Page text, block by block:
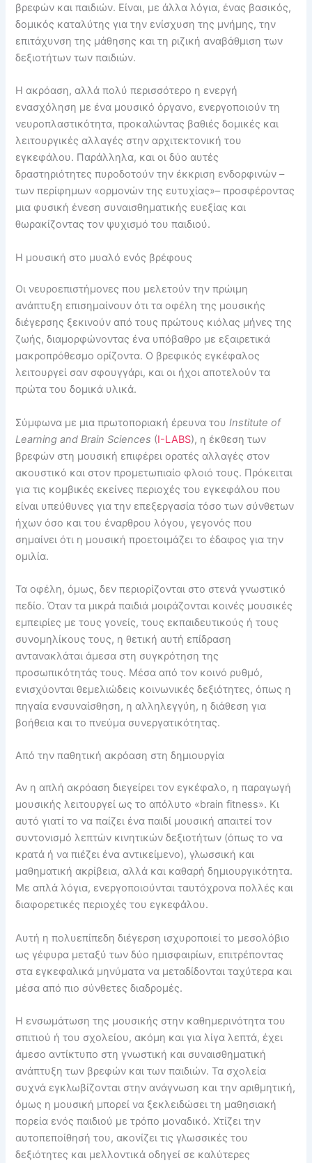
βρεφών και παιδιών. Είναι, με άλλα λόγια, ένας βασικός,
δομικός καταλύτης για την ενίσχυση της μνήμης, την
επιτάχυνση της μάθησης και τη ριζική αναβάθμιση των
δεξιοτήτων των παιδιών.
Η ακρόαση, αλλά πολύ περισσότερο η ενεργή
ενασχόληση με ένα μουσικό όργανο, ενεργοποιούν τη
νευροπλαστικότητα, προκαλώντας βαθιές δομικές και
λειτουργικές αλλαγές στην αρχιτεκτονική του
εγκεφάλου. Παράλληλα, και οι δύο αυτές
δραστηριότητες πυροδοτούν την έκκριση ενδορφινών –
των περίφημων «ορμονών της ευτυχίας»– προσφέροντας
μια φυσική ένεση συναισθηματικής ευεξίας και
θωρακίζοντας τον ψυχισμό του παιδιού.
Η μουσική στο μυαλό ενός βρέφους
Οι νευροεπιστήμονες που μελετούν την πρώιμη
ανάπτυξη επισημαίνουν ότι τα οφέλη της μουσικής
διέγερσης ξεκινούν από τους πρώτους κιόλας μήνες της
ζωής, διαμορφώνοντας ένα υπόβαθρο με εξαιρετικά
μακροπρόθεσμο ορίζοντα. Ο βρεφικός εγκέφαλος
λειτουργεί σαν σφουγγάρι, και οι ήχοι αποτελούν τα
πρώτα του δομικά υλικά.
Σύμφωνα με μια πρωτοποριακή έρευνα τουInstitute of
Learning and Brain Sciences (I-LABS), η έκθεση των
βρεφών στη μουσική επιφέρει ορατές αλλαγές στον
ακουστικό και στον προμετωπιαίο φλοιό τους. Πρόκειται
για τις κομβικές εκείνες περιοχές του εγκεφάλου που
είναι υπεύθυνες για την επεξεργασία τόσο των σύνθετων
ήχων όσο και του έναρθρου λόγου, γεγονός που
σημαίνει ότι η μουσική προετοιμάζει το έδαφος για την
ομιλία.
Τα οφέλη, όμως, δεν περιορίζονται στο στενά γνωστικό
πεδίο. Όταν τα μικρά παιδιά μοιράζονται κοινές μουσικές
εμπειρίες με τους γονείς, τους εκπαιδευτικούς ή τους
συνομηλίκους τους, η θετική αυτή επίδραση
αντανακλάται άμεσα στη συγκρότηση της
προσωπικότητάς τους. Μέσα από τον κοινό ρυθμό,
ενισχύονται θεμελιώδεις κοινωνικές δεξιότητες, όπως η
πηγαία ενσυναίσθηση, η αλληλεγγύη, η διάθεση για
βοήθεια και το πνεύμα συνεργατικότητας.
Από την παθητική ακρόαση στη δημιουργία
Αν η απλή ακρόαση διεγείρει τον εγκέφαλο, η παραγωγή
μουσικής λειτουργεί ως το απόλυτο «brain fitness». Κι
αυτό γιατί το να παίζει ένα παιδί μουσική απαιτεί τον
συντονισμό λεπτών κινητικών δεξιοτήτων (όπως το να
κρατά ή να πιέζει ένα αντικείμενο), γλωσσική και
μαθηματική ακρίβεια, αλλά και καθαρή δημιουργικότητα.
Με απλά λόγια, ενεργοποιούνται ταυτόχρονα πολλές και
διαφορετικές περιοχές του εγκεφάλου.
Αυτή η πολυεπίπεδη διέγερση ισχυροποιεί το μεσολόβιο
ως γέφυρα μεταξύ των δύο ημισφαιρίων, επιτρέποντας
στα εγκεφαλικά μηνύματα να μεταδίδονται ταχύτερα και
μέσα από πιο σύνθετες διαδρομές.
Η ενσωμάτωση της μουσικής στην καθημερινότητα του
σπιτιού ή του σχολείου, ακόμη και για λίγα λεπτά, έχει
άμεσο αντίκτυπο στη γνωστική και συναισθηματική
ανάπτυξη των βρεφών και των παιδιών. Τα σχολεία
συχνά εγκλωβίζονται στην ανάγνωση και την αριθμητική,
όμως η μουσική μπορεί να ξεκλειδώσει τη μαθησιακή
πορεία ενός παιδιού με τρόπο μοναδικό. Χτίζει την
αυτοπεποίθησή του, ακονίζει τις γλωσσικές του
δεξιότητες και μελλοντικά οδηγεί σε καλύτερες